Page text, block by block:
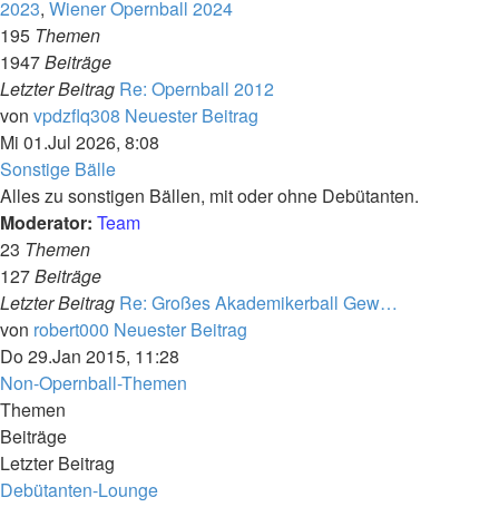
2023, Wiener Opernball 2024
195 Themen
1947Beiträge
Letzter Beitrag Re: Opernball 2012
von vpdzflq308 Neuester Beitrag
Mi 01.Jul 2026, 8:08
Sonstige Bälle
Alles zu sonstigen Bällen, mit oder ohne Debütanten.
Moderator: Team
23 Themen
127Beiträge
Letzter Beitrag Re: Großes Akademikerball Gew…
von robert000 Neuester Beitrag
Do 29.Jan 2015, 11:28
Non-Opernball-Themen
Themen
Beiträge
Letzter Beitrag
Debütanten-Lounge